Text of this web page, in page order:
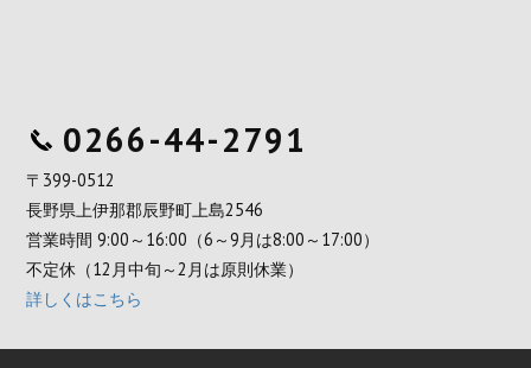
0266-44-2791
〒399-0512
長野県上伊那郡辰野町上島2546
営業時間 9:00～16:00（6～9月は8:00～17:00）
不定休（12月中旬～2月は原則休業）
詳しくはこちら